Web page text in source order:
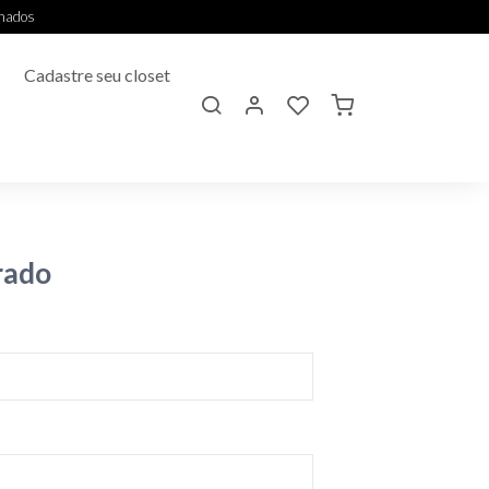
Cadastre seu closet